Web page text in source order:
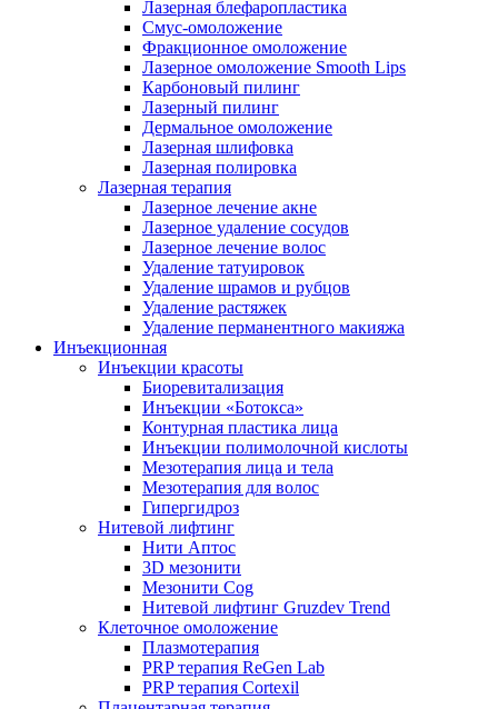
Лазерная блефаропластика
Смус-омоложение
Фракционное омоложение
Лазерное омоложение Smooth Lips
Карбоновый пилинг
Лазерный пилинг
Дермальное омоложение
Лазерная шлифовка
Лазерная полировка
Лазерная терапия
Лазерное лечение акне
Лазерное удаление сосудов
Лазерное лечение волос
Удаление татуировок
Удаление шрамов и рубцов
Удаление растяжек
Удаление перманентного макияжа
Инъекционная
Инъекции красоты
Биоревитализация
Инъекции «Ботокса»
Контурная пластика лица
Инъекции полимолочной кислоты
Мезотерапия лица и тела
Мезотерапия для волос
Гипергидроз
Нитевой лифтинг
Нити Аптос
3D мезонити
Мезонити Cog
Нитевой лифтинг Gruzdev Trend
Клеточное омоложение
Плазмотерапия
PRP терапия ReGen Lab
PRP терапия Cortexil